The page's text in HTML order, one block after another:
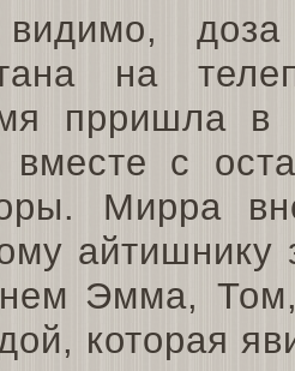
на
прришла в
вместе с
Мирра
Эмма,
которая